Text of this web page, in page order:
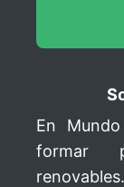
Montaje 3D
Centros de
Análisis de
En
formar